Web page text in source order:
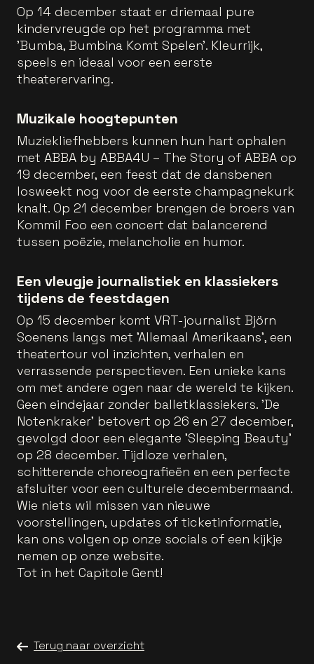
Op 14 december staat er driemaal pure
kindervreugde op het programma met
'Bumba, Bumbina Komt Spelen'. Kleurrijk,
speels en ideaal voor een eerste
theaterervaring.
Muzikale hoogtepunten
Muziekliefhebbers kunnen hun hart ophalen
met ABBA by ABBA4U – The Story of ABBA op
19 december, een feest dat de dansbenen
losweekt nog voor de eerste champagnekurk
knalt. Op 21 december brengen de broers van
Kommil Foo een concert dat balancerend
tussen poëzie, melancholie en humor.
Een vleugje journalistiek en klassiekers
tijdens de feestdagen
Op 15 december komt VRT-journalist Björn
Soenens langs met 'Allemaal Amerikaans', een
theatertour vol inzichten, verhalen en
verrassende perspectieven. Een unieke kans
om met andere ogen naar de wereld te kijken.
Geen eindejaar zonder balletklassiekers. 'De
Notenkraker' betovert op 26 en 27 december,
gevolgd door een elegante 'Sleeping Beauty'
op 28 december. Tijdloze verhalen,
schitterende choreografieën en een perfecte
afsluiter voor een culturele decembermaand.
Wie niets wil missen van nieuwe
voorstellingen, updates of ticketinformatie,
kan ons volgen op onze socials of een kijkje
nemen op onze website.
Tot in het Capitole Gent!
Terug naar overzicht